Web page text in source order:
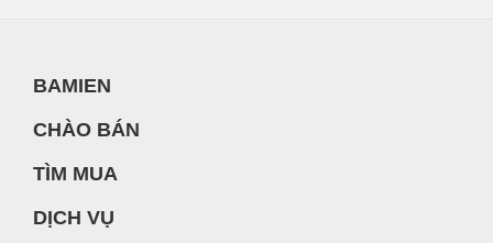
BAMIEN
CHÀO BÁN
TÌM MUA
DỊCH VỤ